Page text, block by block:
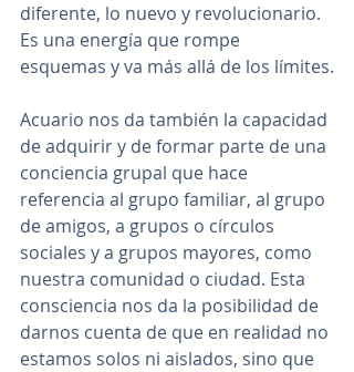
diferente, lo nuevo y revolucionario.
Es una energía que rompe
esquemas y va más allá de los límites.
Acuario nos da también la capacidad
de adquirir y de formar parte de una
conciencia grupal que hace
referencia al grupo familiar, al grupo
de amigos, a grupos o círculos
sociales y a grupos mayores, como
nuestra comunidad o ciudad. Esta
consciencia nos da la posibilidad de
darnos cuenta de que en realidad no
estamos solos ni aislados, sino que